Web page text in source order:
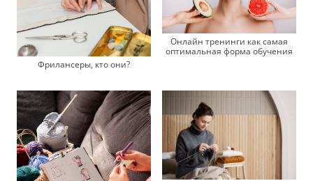
Фрилансеры, кто они?
Онлайн тренинги как самая
оптимальная форма обучения